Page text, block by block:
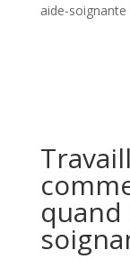
aide-soignante
quand